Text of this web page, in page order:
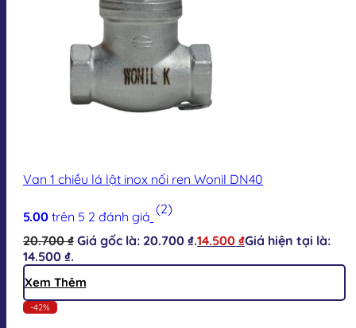
Van 1 chiều lá lật inox nối ren Wonil DN40
5.00 trên 5 2 đánh giá (2)
20.700₫ Giá gốc là: 20.700 ₫.14.500 ₫Giá hiện tại là:
14.500 ₫.
Xem Thêm
-42%